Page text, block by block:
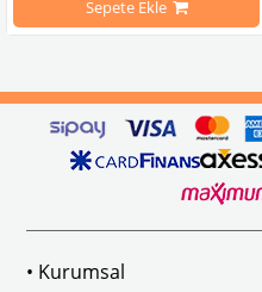
Sepete Ekle
• Kurumsal